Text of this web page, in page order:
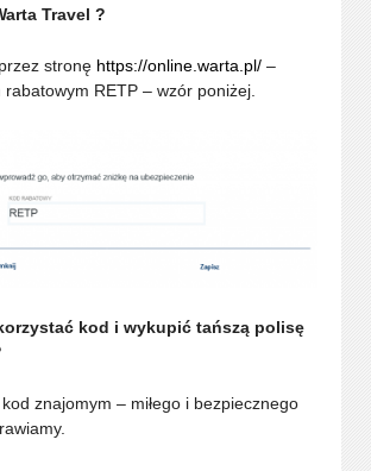
Travel ?
stronę https://online.warta.pl/ –
RETP – wzór poniżej.
kod i wykupić tańszą polisę
znajomym – miłego i bezpiecznego